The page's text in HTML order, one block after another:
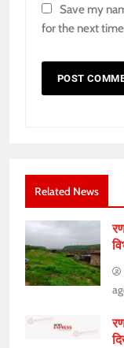
Save my
for the next
Related News